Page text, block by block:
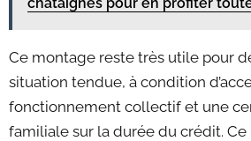
Ce montage reste très utile pour
situation tendue, à condition
fonctionnement collectif et une
familiale sur la durée du crédit. Ce